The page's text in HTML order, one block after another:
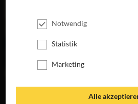
MEINEN HASS
Notwendig
Statistik
Marketing
Alle